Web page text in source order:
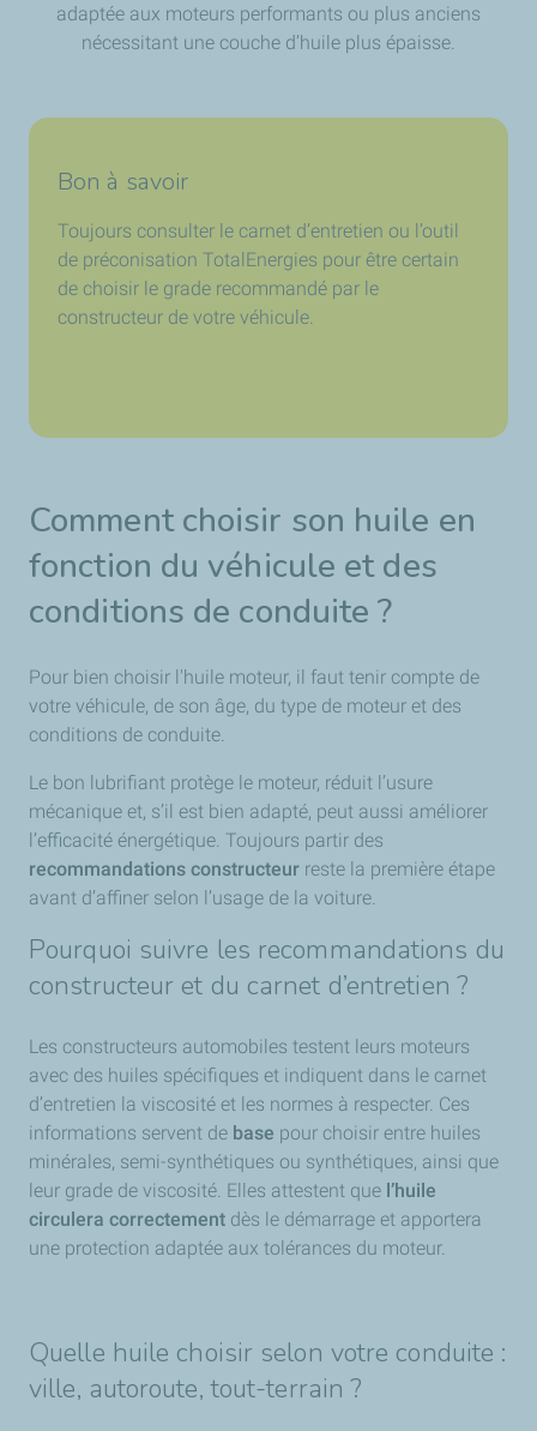
adaptée aux moteurs performants ou plus anciens
nécessitant une couche d’huile plus épaisse.
Bon à savoir
Toujours consulter le carnet d’entretien ou l’outil
de préconisation TotalEnergies pour être certain
de choisir le grade recommandé par le
constructeur de votre véhicule.
Comment choisir son huile en
fonction du véhicule et des
conditions de conduite ?
Pour bien choisir l'huile moteur, il faut tenir compte de
votre véhicule, de son âge, du type de moteur et des
conditions de conduite.
Le bon lubrifiant protège le moteur, réduit l’usure
mécanique et, s’il est bien adapté, peut aussi améliorer
l’efficacité énergétique. Toujours partir des
recommandations constructeur reste la première étape
avant d’affiner selon l’usage de la voiture.
Pourquoi suivre les recommandations du
constructeur et du carnet d’entretien ?
Les constructeurs automobiles testent leurs moteurs
avec des huiles spécifiques et indiquent dans le carnet
d’entretien la viscosité et les normes à respecter. Ces
informations servent de base pour choisir entre huiles
minérales, semi-synthétiques ou synthétiques, ainsi que
leur grade de viscosité. Elles attestent que l’huile
circulera correctement dès le démarrage et apportera
une protection adaptée aux tolérances du moteur.
Quelle huile choisir selon votre conduite :
ville, autoroute, tout-terrain ?